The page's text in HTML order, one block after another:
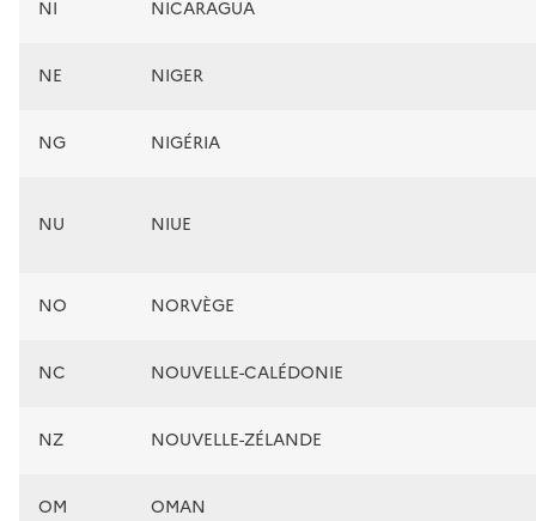
NI NICARAGUA
NE NIGER
NG NIGÉRIA
NU NIUE
NO NORVÈGE
NC NOUVELLE-CALÉDONIE
NZ NOUVELLE-ZÉLANDE
OM OMAN